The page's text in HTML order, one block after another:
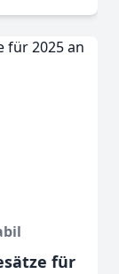
für